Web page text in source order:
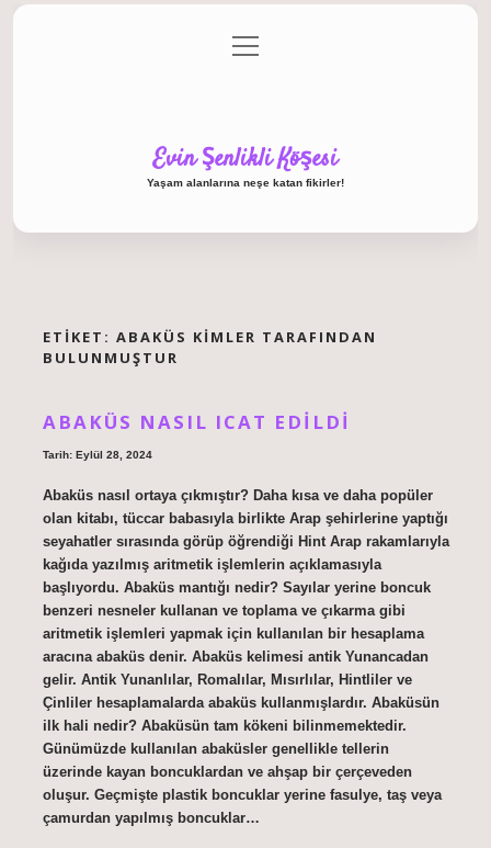
Gizlilik Politikası
menüyü
aç
Evin Şenlikli Köşesi
Yaşam alanlarına neşe katan fikirler!
ETIKET: ABAKÜS KIMLER TARAFINDAN
BULUNMUŞTUR
ABAKÜS NASIL ICAT EDILDI
Tarih: Eylül 28, 2024
Abaküs nasıl ortaya çıkmıştır? Daha kısa ve daha popüler
olan kitabı, tüccar babasıyla birlikte Arap şehirlerine yaptığı
seyahatler sırasında görüp öğrendiği Hint Arap rakamlarıyla
kağıda yazılmış aritmetik işlemlerin açıklamasıyla
başlıyordu. Abaküs mantığı nedir? Sayılar yerine boncuk
benzeri nesneler kullanan ve toplama ve çıkarma gibi
aritmetik işlemleri yapmak için kullanılan bir hesaplama
aracına abaküs denir. Abaküs kelimesi antik Yunancadan
gelir. Antik Yunanlılar, Romalılar, Mısırlılar, Hintliler ve
Çinliler hesaplamalarda abaküs kullanmışlardır. Abaküsün
ilk hali nedir? Abaküsün tam kökeni bilinmemektedir.
Günümüzde kullanılan abaküsler genellikle tellerin
üzerinde kayan boncuklardan ve ahşap bir çerçeveden
oluşur. Geçmişte plastik boncuklar yerine fasulye, taş veya
çamurdan yapılmış boncuklar…